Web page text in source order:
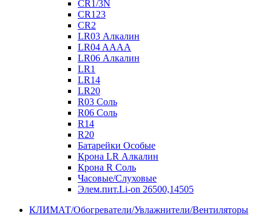
CR1/3N
CR123
CR2
LR03 Алкалин
LR04 AAAA
LR06 Алкалин
LR1
LR14
LR20
R03 Соль
R06 Соль
R14
R20
Батарейки Особые
Крона LR Алкалин
Крона R Соль
Часовые/Слуховые
Элем.пит.Li-on 26500,14505
КЛИМАТ/Обогреватели/Увлажнители/Вентиляторы